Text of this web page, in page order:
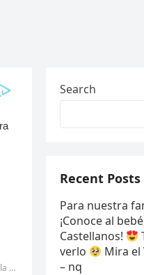
Search
Recent Posts
Para nuestra
¡Conoce al
Castellanos!
verlo
Mira el
– nq